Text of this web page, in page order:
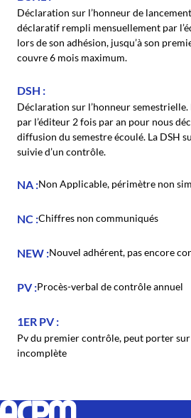
Déclaration sur l’honneur de
déclaratif rempli mensuellement par
lors de son adhésion, jusqu’à son
couvre 6 mois maximum.
DSH
Déclaration sur l’honneur
par l’éditeur 2 fois par an pour nous
diffusion du semestre écoulé. La DSH
suivie d’un contrôle.
NA Non Applicable, périmètre non
NC Chiffres non communiqués
NEW Nouvel adhérent, pas encore
PV Procès-verbal de contrôle annuel
1ER PV
Pv du premier contrôle, peut porter sur
incomplète